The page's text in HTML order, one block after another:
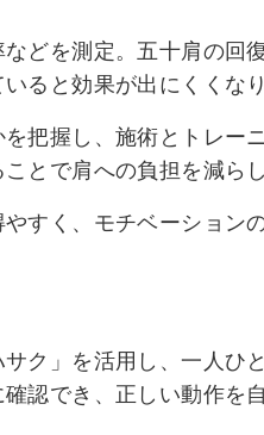
どを測定。五十肩の回
ると効果が出にくくなり
把握し、施術とトレー
とで肩への負担を減らし
すく、モチベーション
ク」を活用し、一人ひ
認でき、正しい動作を